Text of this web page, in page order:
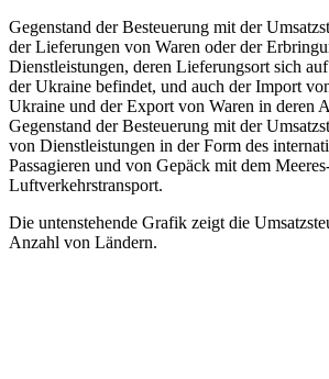
Gegenstand der Besteuerung mit der
der Lieferungen von Waren oder der
Dienstleistungen, deren Lieferungsort sich
der Ukraine befindet, und auch der Import
Ukraine und der Export von Waren in deren
Gegenstand der Besteuerung mit der
von Dienstleistungen in der Form des
Passagieren und von Gepäck mit dem
Luftverkehrstransport.
Die untenstehende Grafik zeigt die
Anzahl von Ländern.